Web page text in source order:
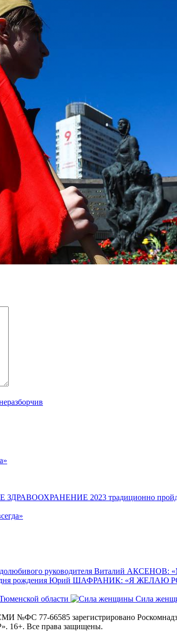
2023 традиционно
руководителя Виталий АКСЕНОВ:
рождения Юрий ШАФРАНИК: «Я ЖЕЛАЮ
области
Сила
№ФС 77-66585 зарегистрировано
16+. Все права защищены.